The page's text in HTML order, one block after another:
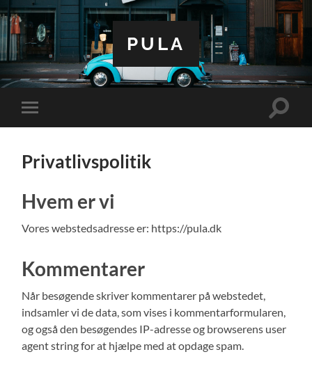
PULA
Toggle
mobile
Toggle
Privatlivspolitik
Hvem er vi
Vores webstedsadresse er: https://pula.dk
Kommentarer
Når besøgende skriver kommentarer på webstedet,
indsamler vi de data, som vises i kommentarformularen,
og også den besøgendes IP-adresse og browserens user
agent string for at hjælpe med at opdage spam.